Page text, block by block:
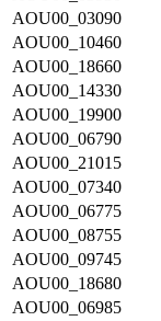
AOU00_03090
AOU00_10460
AOU00_18660
AOU00_14330
AOU00_19900
AOU00_06790
AOU00_21015
AOU00_07340
AOU00_06775
AOU00_08755
AOU00_09745
AOU00_18680
AOU00_06985